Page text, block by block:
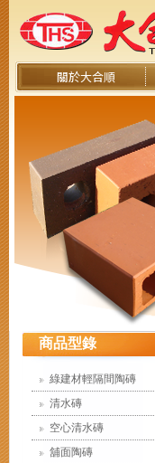
關於大合順
商品型錄
綠建材輕隔間陶磚
清水磚
空心清水磚
舖面陶磚